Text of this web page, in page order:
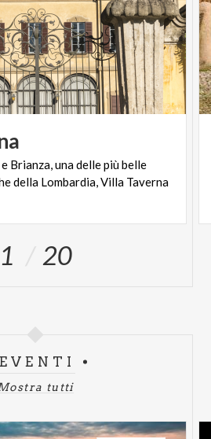
Brianza, una delle più belle
della Lombardia, Villa Taverna
1 20
EVENTI
tutti